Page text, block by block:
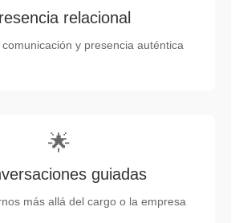
relacional
y presencia auténtica
🌟
guiadas
más allá del cargo o la empresa